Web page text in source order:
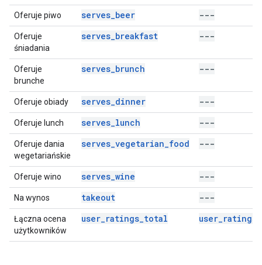
Oferuje piwo serves_beer ---
Oferuje
śniadania
serves_breakfast ---
Oferuje
brunche
serves_brunch ---
Oferuje obiady serves_dinner ---
Oferuje lunch serves_lunch ---
Oferuje dania
wegetariańskie
serves_vegetarian_food ---
Oferuje wino serves_wine ---
Na wynos takeout ---
Łączna ocena
użytkowników
user_ratings_total